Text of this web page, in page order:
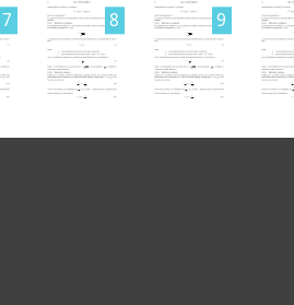
7 8 9